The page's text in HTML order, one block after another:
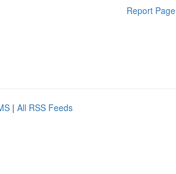
Report Page
| All RSS Feeds